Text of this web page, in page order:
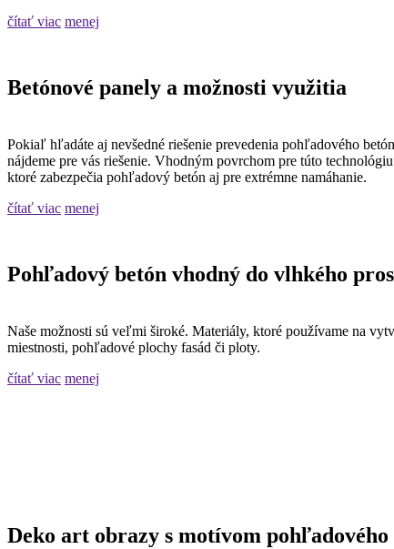
čítať viac menej
Betónové panely a možnosti využitia
Pokiaľ hľadáte aj nevšedné riešenie prevedenia pohľadového
nájdeme pre vás riešenie. Vhodným povrchom pre túto
ktoré zabezpečia pohľadový betón aj pre extrémne namáhanie.
čítať viac menej
Pohľadový betón vhodný do vlhkého
Naše možnosti sú veľmi široké. Materiály, ktoré používame na
miestnosti, pohľadové plochy fasád či ploty.
čítať viac menej
Deko art obrazy s motívom pohľadového